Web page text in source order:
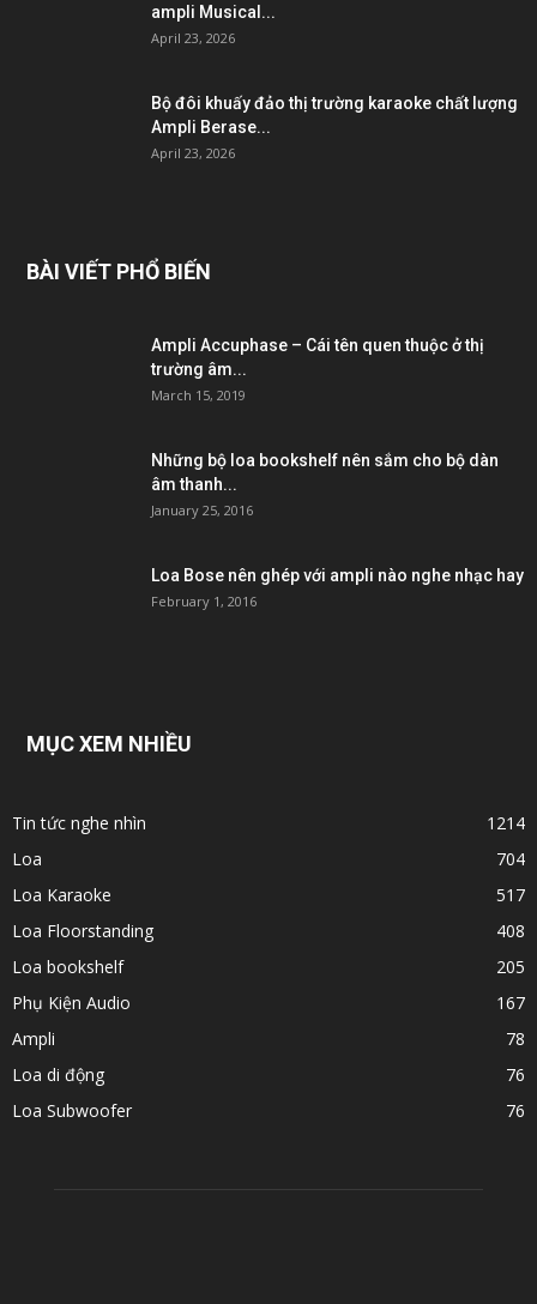
ampli Musical...
April 23, 2026
Bộ đôi khuấy đảo thị trường karaoke chất lượng
Ampli Berase...
April 23, 2026
BÀI VIẾT PHỔ BIẾN
Ampli Accuphase – Cái tên quen thuộc ở thị
trường âm...
March 15, 2019
Những bộ loa bookshelf nên sắm cho bộ dàn
âm thanh...
January 25, 2016
Loa Bose nên ghép với ampli nào nghe nhạc hay
February 1, 2016
MỤC XEM NHIỀU
Tin tức nghe nhìn
1214
Loa
704
Loa Karaoke
517
Loa Floorstanding
408
Loa bookshelf
205
Phụ Kiện Audio
167
Ampli
78
Loa di động
76
Loa Subwoofer
76